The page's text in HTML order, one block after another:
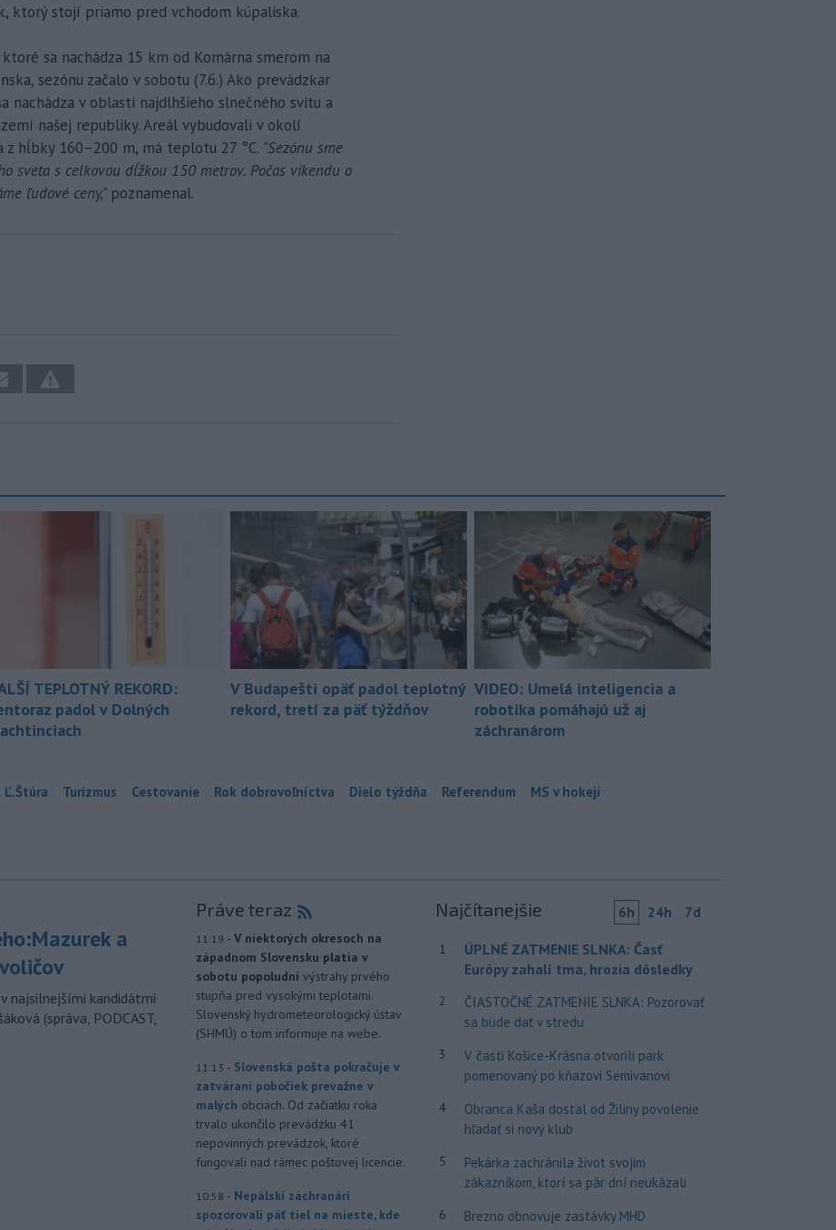
ktorý stojí priamo pred vchodom kúpaliska.
sa nachádza 15 km od Komárna smerom na
sezónu začalo v sobotu (7.6.) Ako prevádzkar
nachádza v oblasti najdlhšieho slnečného svitu a
našej republiky. Areál vybudovali v okolí
hĺbky 160–200 m, má teplotu 27 °C. "Sezónu sme
sveta s celkovou dĺžkou 150 metrov. Počas víkendu o
ľudové ceny," poznamenal.
TEPLOTNÝ REKORD:
padol v Dolných
V Budapešti opäť padol teplotný
rekord, tretí za päť týždňov
VIDEO: Umelá inteligencia a
robotika pomáhajú už aj
záchranárom
Ľ.Štúra Turizmus Cestovanie Rok dobrovoľníctva Dielo týždňa Referendum MS v hokeji
a
najsilnejšími kandidátmi
(správa, PODCAST,
Práve teraz
11:19 - V niektorých okresoch na
západnom Slovensku platia v
sobotu popoludní výstrahy prvého
stupňa pred vysokými teplotami.
Slovenský hydrometeorologický ústav
(SHMÚ) o tom informuje na webe.
11:13 - Slovenská pošta pokračuje v
zatváraní pobočiek prevažne v
malých obciach. Od začiatku roka
trvalo ukončilo prevádzku 41
nepovinných prevádzok, ktoré
fungovali nad rámec poštovej licencie.
10:58 - Nepálski záchranári
spozorovali päť tiel na mieste, kde
Najčítanejšie 6h 24h 7d
1
ÚPLNÉ ZATMENIE SLNKA: Časť
Európy zahalí tma, hrozia dôsledky
2
ČIASTOČNÉ ZATMENIE SLNKA: Pozorovať
sa bude dať v stredu
3
V časti Košice-Krásna otvorili park
pomenovaný po kňazovi Semivanovi
4
Obranca Kaša dostal od Žiliny povolenie
hľadať si nový klub
5
Pekárka zachránila život svojim
zákazníkom, ktorí sa pár dní neukázali
6 Brezno obnovuje zastávky MHD